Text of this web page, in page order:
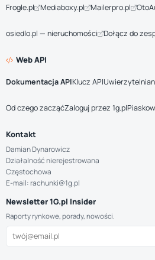
Frogle.pl Mediaboxy.pl Mailerpro.pl
osiedlo.pl — nieruchomości Dołącz do
Web API
Dokumentacja APIKlucz API
Od czego zacząćZaloguj przez 1g.pl
Kontakt
Damian Dynarowicz
Działalność nierejestrowana
Częstochowa
E-mail: rachunki@1g.pl
Newsletter 1G.pl Insider
Raporty rynkowe, porady, nowości.